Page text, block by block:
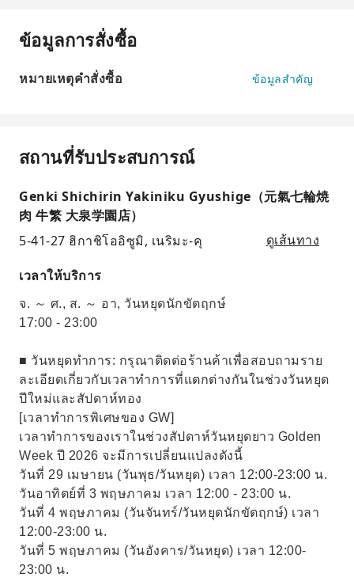
ข้อมูลการสั่งซื้อ
หมายเหตุคำสั่งซื้อ ข้อมูลสำคัญ
สถานที่รับประสบการณ์
Genki Shichirin Yakiniku Gyushige（元氣七輪焼
肉 牛繁 大泉学園店）
5-41-27 ฮิกาชิโออิซูมิ, เนริมะ-คุ
ดูเส้นทาง
เวลาให้บริการ
จ. ～ ศ., ส. ～ อา, วันหยุดนักขัตฤกษ์
17:00 - 23:00
■ วันหยุดทำการ: กรุณาติดต่อร้านค้าเพื่อสอบถามราย
ละเอียดเกี่ยวกับเวลาทำการที่แตกต่างกันในช่วงวันหยุด
ปีใหม่และสัปดาห์ทอง
[เวลาทำการพิเศษของ GW]
เวลาทำการของเราในช่วงสัปดาห์วันหยุดยาว Golden
Week ปี 2026 จะมีการเปลี่ยนแปลงดังนี้
วันที่ 29 เมษายน (วันพุธ/วันหยุด) เวลา 12:00-23:00 น.
วันอาทิตย์ที่ 3 พฤษภาคม เวลา 12:00 - 23:00 น.
วันที่ 4 พฤษภาคม (วันจันทร์/วันหยุดนักขัตฤกษ์) เวลา
12:00-23:00 น.
วันที่ 5 พฤษภาคม (วันอังคาร/วันหยุด) เวลา 12:00-
23:00 น.